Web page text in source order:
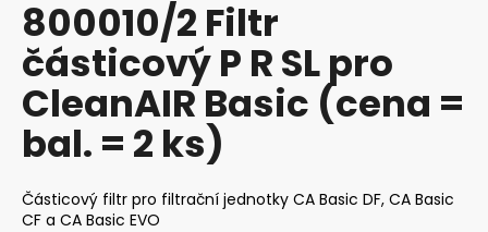
produktu
je
0,0
z
5
hvězdiček.
800010/2 Filtr
částicový P R SL pro
CleanAIR Basic (cena =
bal. = 2 ks)
Částicový filtr pro filtrační jednotky CA Basic DF, CA Basic
CF a CA Basic EVO
a
j
í
t
?